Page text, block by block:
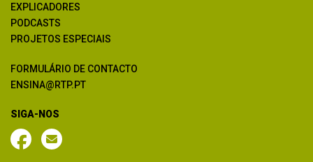
EXPLICADORES
PODCASTS
PROJETOS ESPECIAIS
FORMULÁRIO DE CONTACTO
ENSINA@RTP.PT
SIGA-NOS